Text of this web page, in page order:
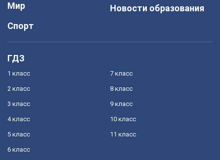
Мир
Спорт
Новости образования
ГДЗ
1 класс
2 класс
3 класс
4 класс
5 класс
6 класс
7 класс
8 класс
9 класс
10 класс
11 класс